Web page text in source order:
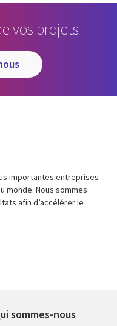
vos projets
importantes entreprises
monde. Nous sommes
afin d’accélérer le
sommes-nous